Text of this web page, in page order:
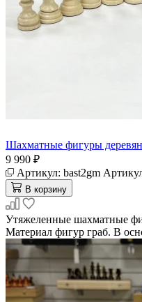
Шахматные фигуры
9 990 ₽
Артикул: bast2gm
В корзину
Утяжеленные шахматные
Материал фигур граб. В